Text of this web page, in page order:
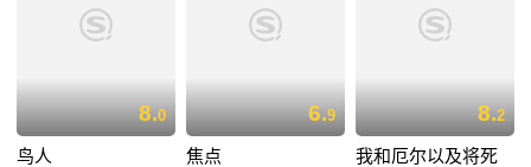
8.0
鸟人
6.9
焦点
8.2
我和厄尔以及将死